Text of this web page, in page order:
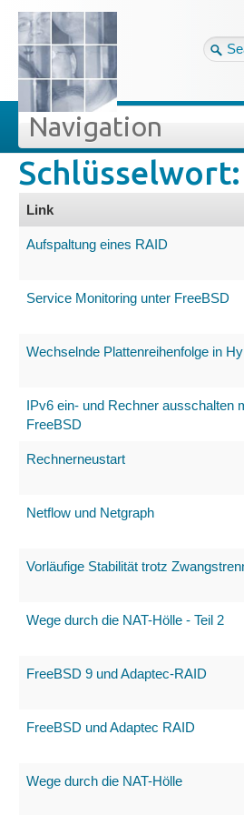
Tag cloud
Site map
Login
Forgot
Navigation
Projekte
Blog
Impressum
Datenschutz
Link
Aufspaltung eines RAID
Service Monitoring unter FreeBSD
Wechselnde Plattenreihenfolge in
IPv6 ein- und Rechner ausschalten
FreeBSD
Rechnerneustart
Netflow und Netgraph
Vorläufige Stabilität trotz
Wege durch die NAT-Hölle - Teil 2
FreeBSD 9 und Adaptec-RAID
FreeBSD und Adaptec RAID
Wege durch die NAT-Hölle